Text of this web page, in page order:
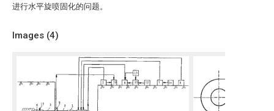
进行水平旋喷固化的问题。
Images (4)